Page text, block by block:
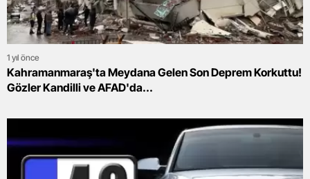
1 yıl önce
Kahramanmaraş'ta Meydana Gelen Son Deprem Korkuttu!
Gözler Kandilli ve AFAD'da...